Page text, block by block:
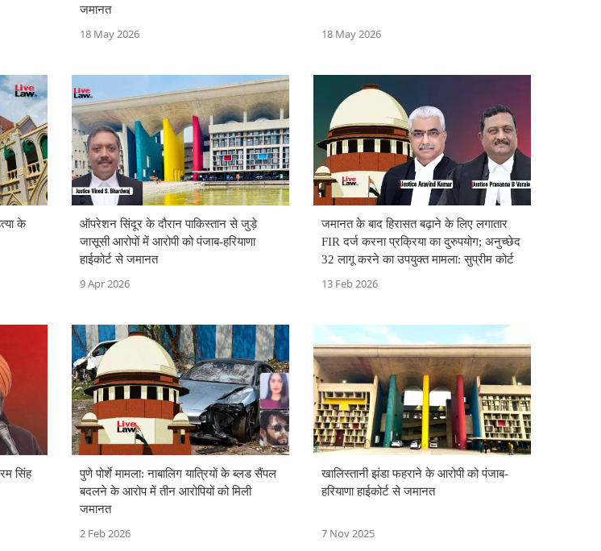
जमानत
18 May 2026 18 May 2026
के
ऑपरेशन सिंदूर के दौरान पाकिस्तान से जुड़े
जासूसी आरोपों में आरोपी को पंजाब-हरियाणा
हाईकोर्ट से जमानत
9 Apr 2026
जमानत के बाद हिरासत बढ़ाने के लिए लगातार
FIR दर्ज करना प्रक्रिया का दुरुपयोग; अनुच्छेद
32 लागू करने का उपयुक्त मामला: सुप्रीम कोर्ट
13 Feb 2026
सिंह
पुणे पोर्शे मामला: नाबालिग यात्रियों के ब्लड सैंपल
बदलने के आरोप में तीन आरोपियों को मिली
जमानत
2 Feb 2026
खालिस्तानी झंडा फहराने के आरोपी को पंजाब-
हरियाणा हाईकोर्ट से जमानत
7 Nov 2025